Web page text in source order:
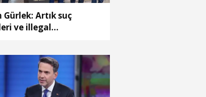
Gürlek: Artık suç
ve illegal